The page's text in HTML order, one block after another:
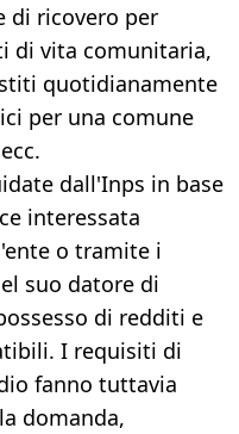
di ricovero per
di vita comunitaria,
quotidianamente
per una comune
dall'Inps in base
interessata
o tramite i
suo datore di
di redditi e
I requisiti di
fanno tuttavia
domanda,